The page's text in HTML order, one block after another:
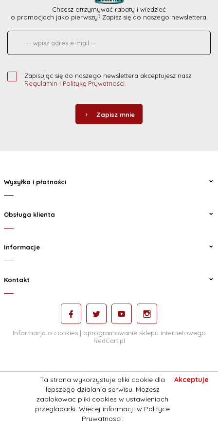
Chcesz otrzymywać rabaty i wiedzieć
o promocjach jako pierwszy? Zapisz się do naszego newslettera.
Zapisując się do naszego newslettera akceptujesz nasz
Regulamin i Politykę Prywatności.
Zapisz mnie
Wysyłka i płatności
Obsługa klienta
Informacje
Kontakt
Informacja o cookies| oprogramowanie sklepu internetowego
RedCart.pl
Ta strona wykorzystuje pliki cookie dla
lepszego dzialania serwisu. Mozesz
zablokowac pliki cookies w ustawieniach
przegladarki. Wiecej informacji w Polityce
Prywatnosci
Akceptuje